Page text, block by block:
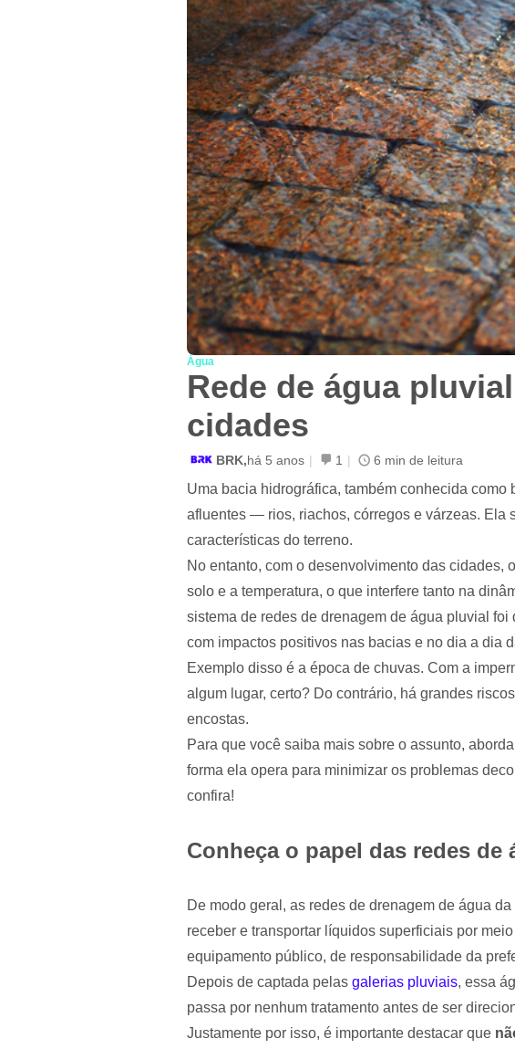
Água
Rede de água
cidades
BRK,há 5 anos | 1 | 6 min de leitura
Uma bacia hidrográfica, também conhecida
afluentes — rios, riachos, córregos e várzeas. Ela
características do terreno.
No entanto, com o desenvolvimento das cidades,
solo e a temperatura, o que interfere tanto na
sistema de redes de drenagem de água pluvial
com impactos positivos nas bacias e no dia a dia
Exemplo disso é a época de chuvas. Com a
algum lugar, certo? Do contrário, há grandes
encostas.
Para que você saiba mais sobre o assunto,
forma ela opera para minimizar os problemas
confira!
Conheça o papel das redes de
De modo geral, as redes de drenagem de água
receber e transportar líquidos superficiais por
equipamento público, de responsabilidade da
Depois de captada pelas galerias pluviais, essa
passa por nenhum tratamento antes de ser
Justamente por isso, é importante destacar que